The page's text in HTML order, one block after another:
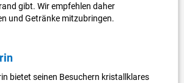
gibt. Wir empfehlen daher
und Getränke mitzubringen.
bietet seinen Besuchern kristallklares